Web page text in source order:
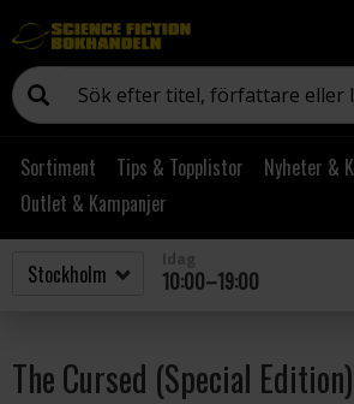
Sortiment Tips & Topplistor
Nyheter &
Outlet & Kampanjer
10:00–19:00
The Cursed (Special Edition)